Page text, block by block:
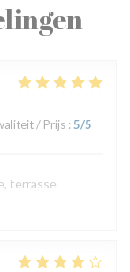
/ Prijs : 5/5
terrasse